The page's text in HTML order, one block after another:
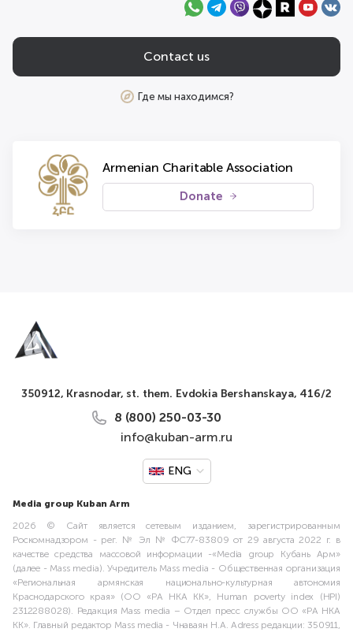
Contact us
Где мы находимся?
Armenian Charitable Association
Donate
350912, Krasnodar, st. them. Evdokia Bershanskaya, 416/2
8 (800) 250-03-30
info@kuban-arm.ru
ENG
Media group Kuban Arm
2026 © Сайт является сетевым изданием, зарегистрированным
Роскомнадзором - рег. № Эл № ФС77-83809 от 29 августа 2022 г. в
качестве средства массовой информации -«Media group Кубань Арм»
(далее - Mass media). Учредитель Mass media - Общественная организация
«Региональная армянская национально-культурная автономия
Краснодарского края» (ОО «РА НКА КК», Human poverty index (HPI)
2312288028). Редакция Mass media – Отдел пресс службы ОО «РА НКА
КК». Главный редактор Mass media - Чнаваян Н.А. Adress редакции: 350911,